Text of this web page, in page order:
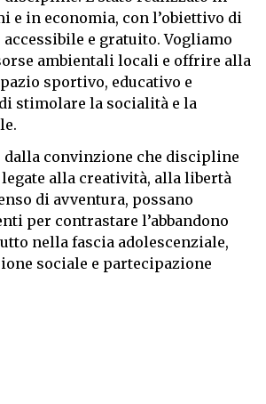
e in economia, con l’obiettivo di
e gratuito. Vogliamo
ambientali locali e offrire alla
sportivo, educativo e
stimolare la socialità e la
dalla convinzione che discipline
alla creatività, alla libertà
di avventura, possano
per contrastare l’abbandono
nella fascia adolescenziale,
sociale e partecipazione